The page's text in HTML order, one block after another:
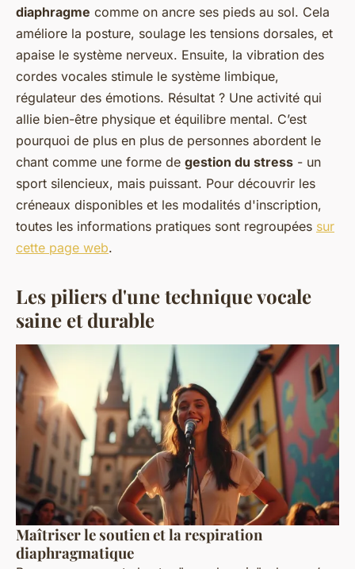
diaphragme comme on ancre ses pieds au sol. Cela
améliore la posture, soulage les tensions dorsales, et
apaise le système nerveux. Ensuite, la vibration des
cordes vocales stimule le système limbique,
régulateur des émotions. Résultat ? Une activité qui
allie bien-être physique et équilibre mental. C’est
pourquoi de plus en plus de personnes abordent le
chant comme une forme de gestion du stress - un
sport silencieux, mais puissant. Pour découvrir les
créneaux disponibles et les modalités d'inscription,
toutes les informations pratiques sont regroupées sur
cette page web.
Les piliers d'une technique vocale
saine et durable
Maîtriser le soutien et la respiration
diaphragmatique